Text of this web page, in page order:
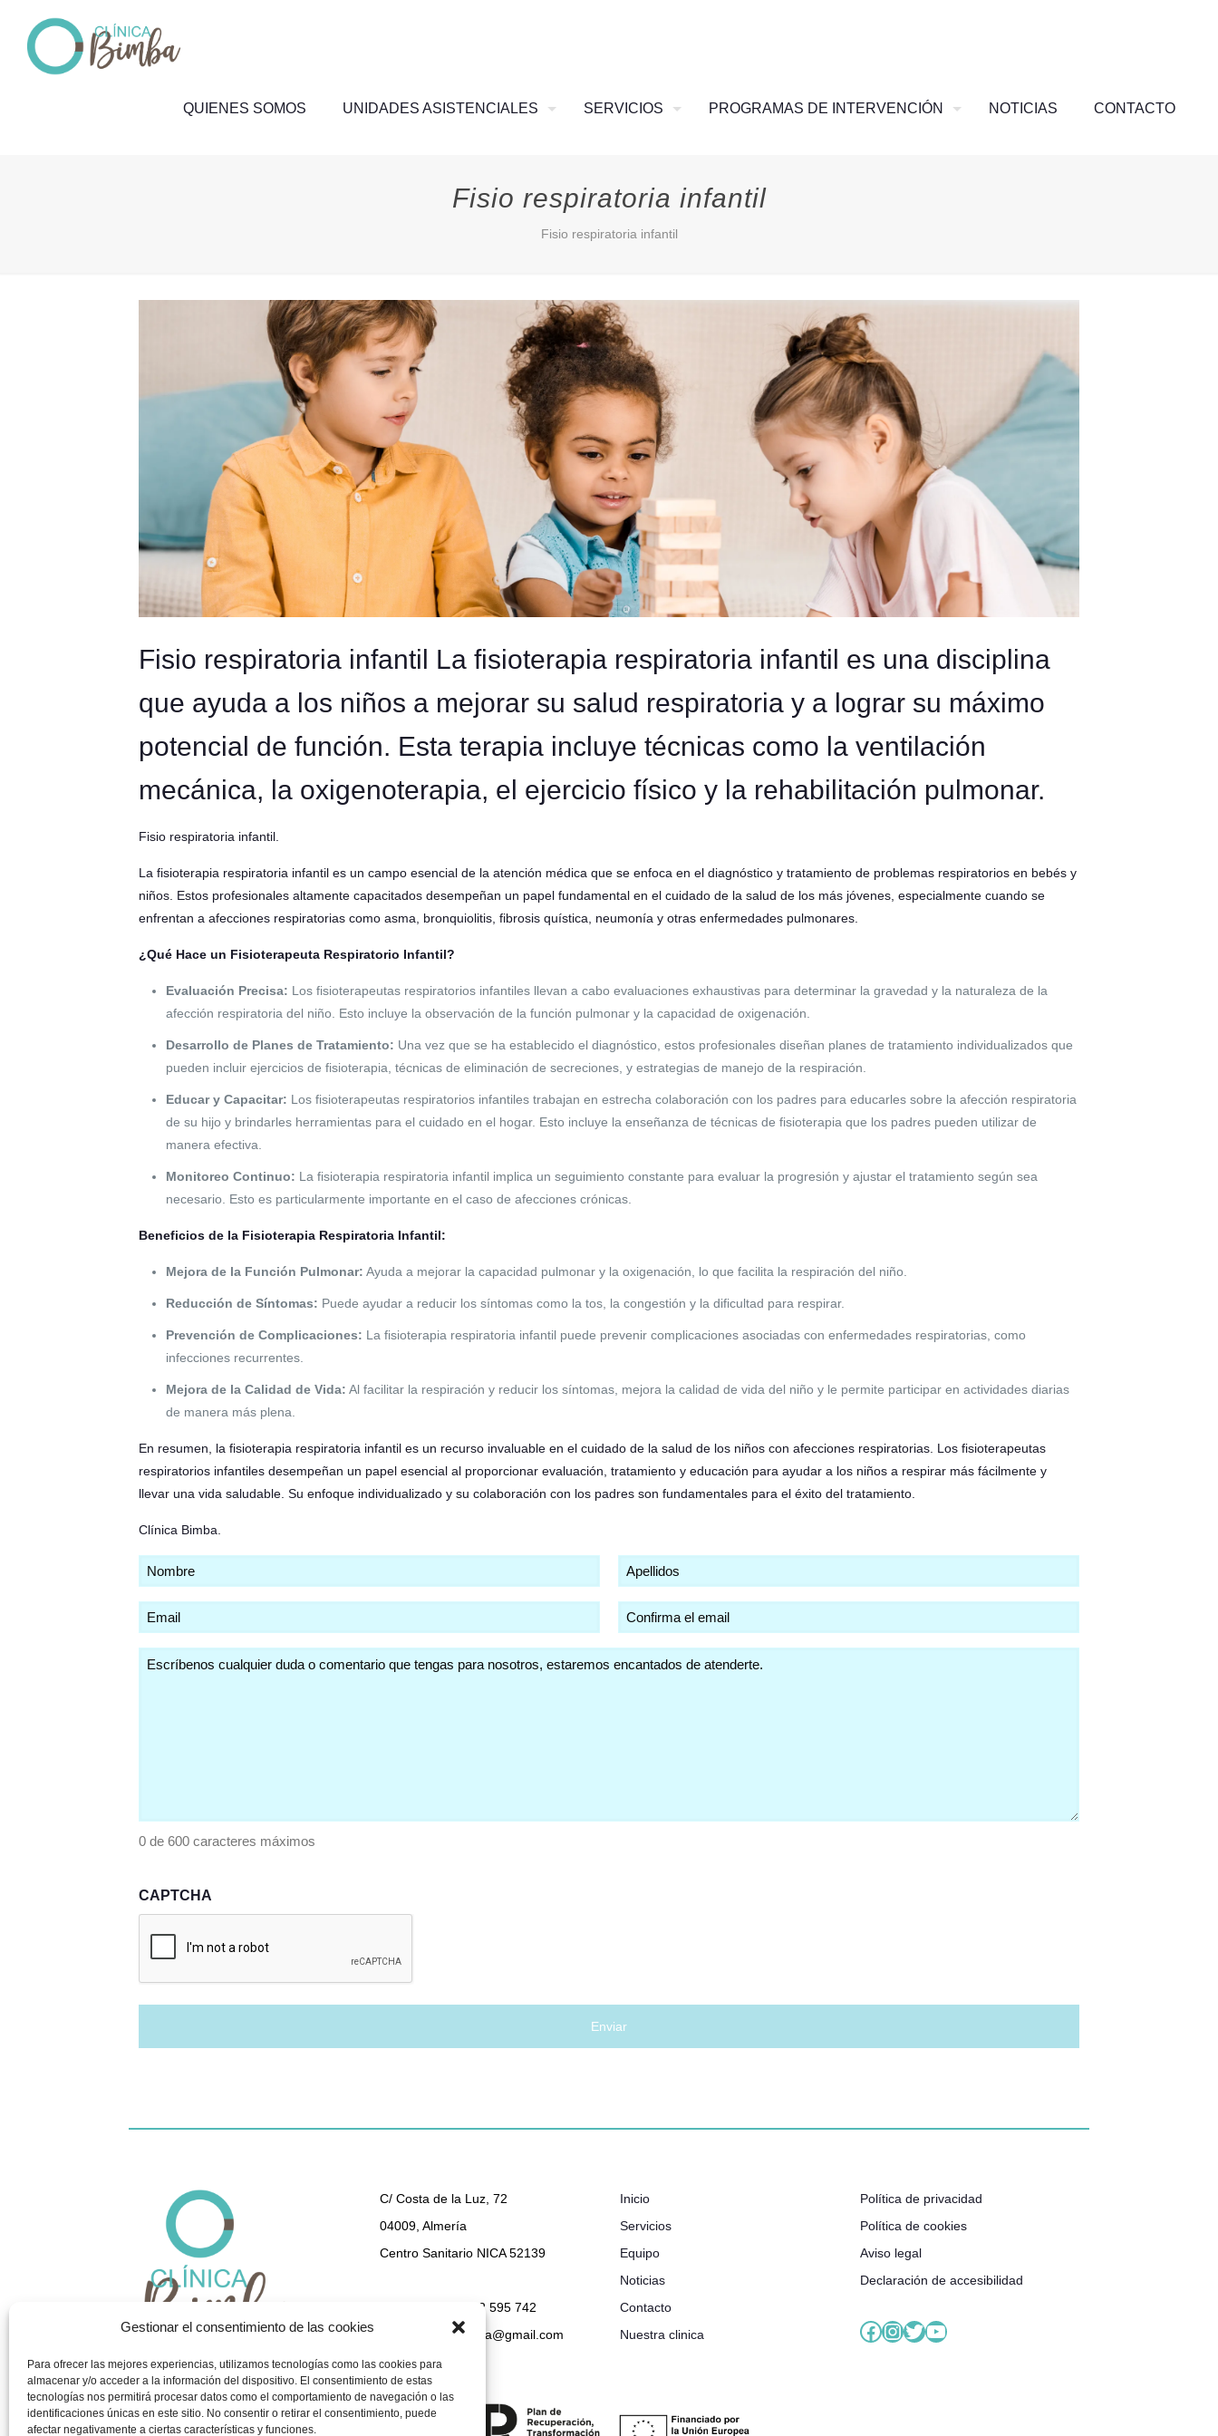
Gestionar el consentimiento de las cookies
Para ofrecer las mejores experiencias, utilizamos tecnologías como las cookies para
almacenar y/o acceder a la información del dispositivo. El consentimiento de estas
tecnologías nos permitirá procesar datos como el comportamiento de navegación o las
identificaciones únicas en este sitio. No consentir o retirar el consentimiento, puede
afectar negativamente a ciertas características y funciones.
QUIENES SOMOS UNIDADES ASISTENCIALES SERVICIOS PROGRAMAS DE INTERVENCIÓN NOTICIAS CONTACTO
Fisio respiratoria infantil
Fisio respiratoria infantil
Fisio respiratoria infantil La fisioterapia respiratoria infantil es una disciplina
que ayuda a los niños a mejorar su salud respiratoria y a lograr su máximo
potencial de función. Esta terapia incluye técnicas como la ventilación
mecánica, la oxigenoterapia, el ejercicio físico y la rehabilitación pulmonar.
Fisio respiratoria infantil.
La fisioterapia respiratoria infantil es un campo esencial de la atención médica que se enfoca en el diagnóstico y tratamiento de problemas respiratorios en bebés y
niños. Estos profesionales altamente capacitados desempeñan un papel fundamental en el cuidado de la salud de los más jóvenes, especialmente cuando se
enfrentan a afecciones respiratorias como asma, bronquiolitis, fibrosis quística, neumonía y otras enfermedades pulmonares.
¿Qué Hace un Fisioterapeuta Respiratorio Infantil?
Evaluación Precisa: Los fisioterapeutas respiratorios infantiles llevan a cabo evaluaciones exhaustivas para determinar la gravedad y la naturaleza de la
afección respiratoria del niño. Esto incluye la observación de la función pulmonar y la capacidad de oxigenación.
Desarrollo de Planes de Tratamiento: Una vez que se ha establecido el diagnóstico, estos profesionales diseñan planes de tratamiento individualizados que
pueden incluir ejercicios de fisioterapia, técnicas de eliminación de secreciones, y estrategias de manejo de la respiración.
Educar y Capacitar: Los fisioterapeutas respiratorios infantiles trabajan en estrecha colaboración con los padres para educarles sobre la afección respiratoria
de su hijo y brindarles herramientas para el cuidado en el hogar. Esto incluye la enseñanza de técnicas de fisioterapia que los padres pueden utilizar de
manera efectiva.
Monitoreo Continuo: La fisioterapia respiratoria infantil implica un seguimiento constante para evaluar la progresión y ajustar el tratamiento según sea
necesario. Esto es particularmente importante en el caso de afecciones crónicas.
Beneficios de la Fisioterapia Respiratoria Infantil:
Mejora de la Función Pulmonar: Ayuda a mejorar la capacidad pulmonar y la oxigenación, lo que facilita la respiración del niño.
Reducción de Síntomas: Puede ayudar a reducir los síntomas como la tos, la congestión y la dificultad para respirar.
Prevención de Complicaciones: La fisioterapia respiratoria infantil puede prevenir complicaciones asociadas con enfermedades respiratorias, como
infecciones recurrentes.
Mejora de la Calidad de Vida: Al facilitar la respiración y reducir los síntomas, mejora la calidad de vida del niño y le permite participar en actividades diarias
de manera más plena.
En resumen, la fisioterapia respiratoria infantil es un recurso invaluable en el cuidado de la salud de los niños con afecciones respiratorias. Los fisioterapeutas
respiratorios infantiles desempeñan un papel esencial al proporcionar evaluación, tratamiento y educación para ayudar a los niños a respirar más fácilmente y
llevar una vida saludable. Su enfoque individualizado y su colaboración con los padres son fundamentales para el éxito del tratamiento.
Clínica Bimba
Nombre
(Obligatorio)
Email
(Obligatorio)
Comentarios
0 de 600 caracteres máximos
CAPTCHA
C/ Costa de la Luz, 72
04009, Almería
Centro Sanitario NICA 52139
950 048 632 - 722 595 742
gestionclinicabimba@gmail.com
Inicio
Servicios
Equipo
Noticias
Contacto
Nuestra clinica
Política de privacidad
Política de cookies
Aviso legal
Declaración de accesibilidad